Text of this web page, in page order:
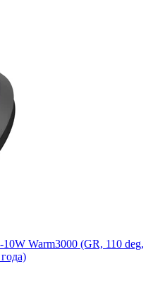
Warm3000 (GR, 110 deg,